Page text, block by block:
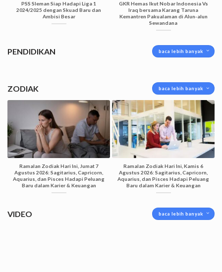
PSS Sleman Siap Hadapi Liga 1
2024/2025 dengan Skuad Baru dan
Ambisi Besar
GKR Hemas Ikut Nobar Indonesia Vs
Iraq bersama Karang Taruna
Kemantren Pakualaman di Alun-alun
Sewandana
PENDIDIKAN baca lebih banyak
ZODIAK baca lebih banyak
Ramalan Zodiak Hari Ini, Jumat 7
Agustus 2026: Sagitarius, Capricorn,
Aquarius, dan Pisces Hadapi Peluang
Baru dalam Karier & Keuangan
Ramalan Zodiak Hari Ini, Kamis 6
Agustus 2026: Sagitarius, Capricorn,
Aquarius, dan Pisces Hadapi Peluang
Baru dalam Karier & Keuangan
VIDEO baca lebih banyak